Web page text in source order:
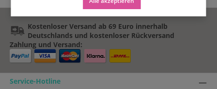
Kostenloser Versand ab 69 Euro innerhalb
Deutschlands und kostenloser Rückversand
Zahlung und Versand:
Service-Hotline